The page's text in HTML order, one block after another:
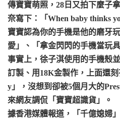
傳寶寶萌照，28日又拍下麼子
奈寫下：「When baby thinks
寶寶認為你的手機是他的磨牙
愛」、「拿金閃閃的手機當玩具
事實上，徐子淇使用的手機殼
訂製、用18K金製作，上面還
y」，沒想到卻被5個月大的
來網友調侃「寶寶超識貨」。
據香港媒體報道，「千億媳婦